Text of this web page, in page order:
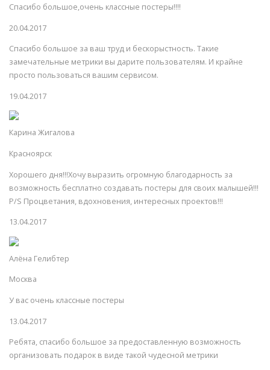
Спасибо большое,очень классные постеры!!!!
20.04.2017
Спасибо большое за ваш труд и бескорыстность. Такие
замечательные метрики вы дарите пользователям. И крайне
просто пользоваться вашим сервисом.
19.04.2017
Карина Жигалова
Красноярск
Хорошего дня!!!Хочу выразить огромную благодарность за
возможность бесплатно создавать постеры для своих малышей!!!
P/S Процветания, вдохновения, интересных проектов!!!
13.04.2017
Алёна Гелибтер
Москва
У вас очень классные постеры
13.04.2017
Ребята, спасибо большое за предоставленную возможность
организовать подарок в виде такой чудесной метрики